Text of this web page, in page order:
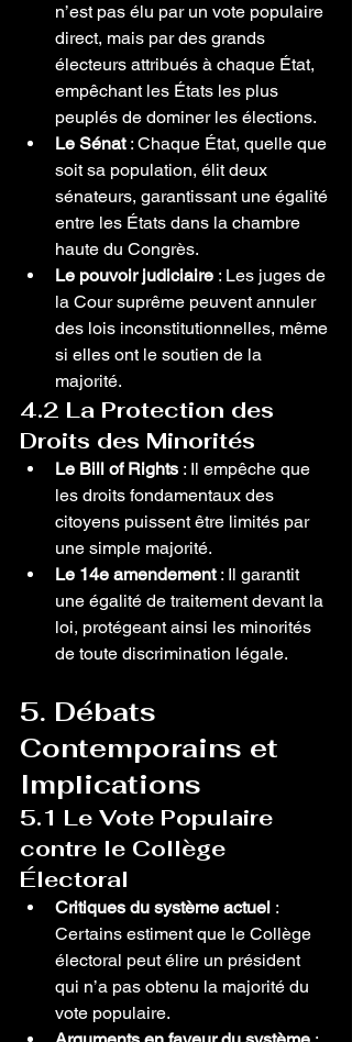
n’est pas élu par un vote populaire
direct, mais par des grands
électeurs attribués à chaque État,
empêchant les États les plus
peuplés de dominer les élections.
Le Sénat : Chaque État, quelle que
soit sa population, élit deux
sénateurs, garantissant une égalité
entre les États dans la chambre
haute du Congrès.
Le pouvoir judiciaire : Les juges de
la Cour suprême peuvent annuler
des lois inconstitutionnelles, même
si elles ont le soutien de la
majorité.
4.2 La Protection des
Droits des Minorités
Le Bill of Rights : Il empêche que
les droits fondamentaux des
citoyens puissent être limités par
une simple majorité.
Le 14e amendement : Il garantit
une égalité de traitement devant la
loi, protégeant ainsi les minorités
de toute discrimination légale.
5. Débats
Contemporains et
Implications
5.1 Le Vote Populaire
contre le Collège
Électoral
Critiques du système actuel :
Certains estiment que le Collège
électoral peut élire un président
qui n’a pas obtenu la majorité du
vote populaire.